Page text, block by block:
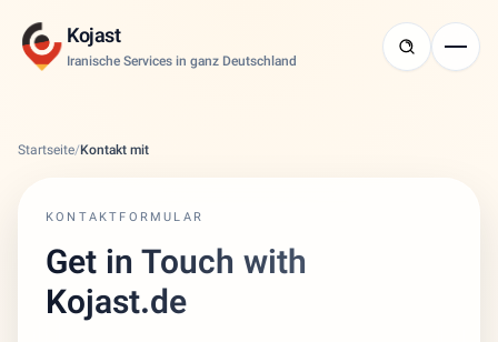
Kojast
Iranische Services in ganz Deutschland
Startseite/Kontakt mit
KONTAKTFORMULAR
Get in Touch with
Kojast.de